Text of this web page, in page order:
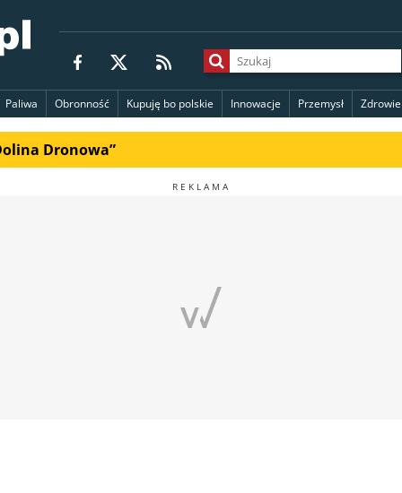
Paliwa Obronność Kupuję bo polskie Innowacje Przemysł Zdrowie
Dronowa”